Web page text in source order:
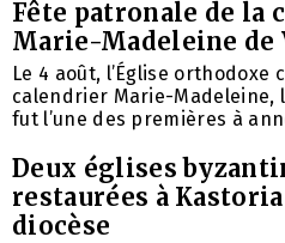
Fête patronale de la
Marie-Madeleine de
Le 4 août, l’Église orthodoxe
calendrier Marie-Madeleine,
fut l’une des premières à
Deux églises
restaurées à
diocèse